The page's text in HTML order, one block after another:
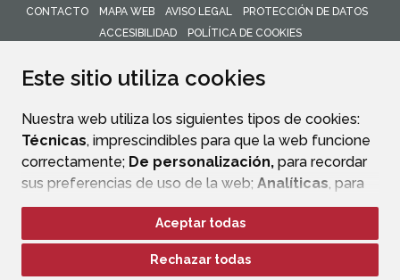
Este sitio utiliza cookies
Nuestra web utiliza los siguientes tipos de cookies:
Técnicas, imprescindibles para que la web funcione
correctamente; De personalización, para recordar
sus preferencias de uso de la web; Analíticas, para
mejorar el funcionamiento de la web y sus servicios.
Si acepta pulsando el botón“Aceptar todas”
consideramos que acepta su uso. Si pulsa el botón
Aceptar todas
Rechazar todas
CONTACTO MAPA WEB AVISO LEGAL
PROTECCIÓN DE DATOS
ACCESIBILIDAD
POLÍTICA DE COOKIES